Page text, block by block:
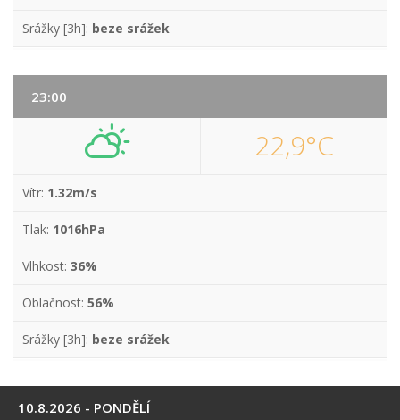
Srážky [3h]: beze srážek
23:00
22,9°C
Vítr: 1.32m/s
Tlak: 1016hPa
Vlhkost: 36%
Oblačnost: 56%
Srážky [3h]: beze srážek
10.8.2026 - PONDĚLÍ